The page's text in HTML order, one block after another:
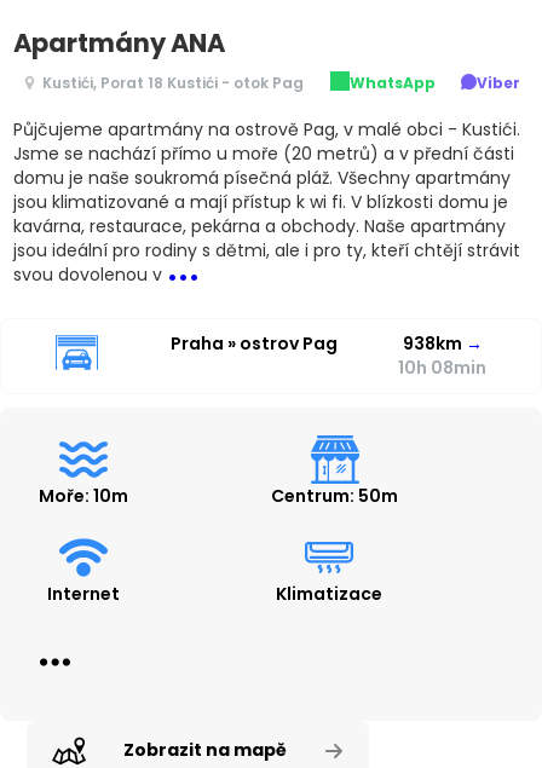
Apartmány ANA
Kustići, Porat 18 Kustići - otok Pag WhatsApp Viber
Půjčujeme apartmány na ostrově Pag, v malé obci - Kustići.
Jsme se nachází přímo u moře (20 metrů) a v přední části
domu je naše soukromá písečná pláž. Všechny apartmány
jsou klimatizované a mají přístup k wi fi. V blízkosti domu je
kavárna, restaurace, pekárna a obchody. Naše apartmány
jsou ideální pro rodiny s dětmi, ale i pro ty, kteří chtějí strávit
svou dovolenou v ...
Praha » ostrov Pag 938km →
10h 08min
Moře: 10m Centrum: 50m
Internet Klimatizace
Zobrazit na mapě